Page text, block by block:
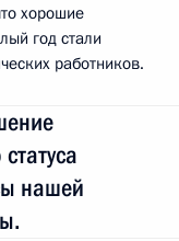
хорошие
год стали
работников.
нашей